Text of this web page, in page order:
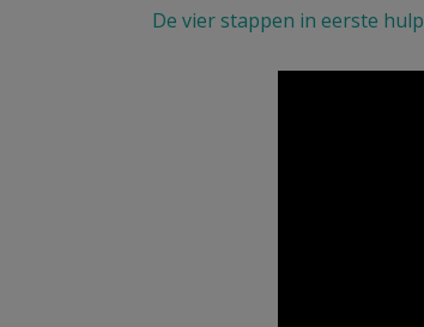
De vier stappen in eerste hulp